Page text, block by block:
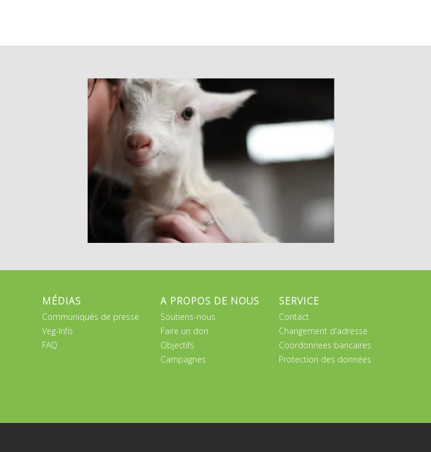
MÉDIAS
Communiqués de presse
Veg-Info
FAQ
A PROPOS DE NOUS
Soutiens-nous
Faire un don
Objectifs
Campagnes
SERVICE
Contact
Changement d'adresse
Coordonnees bancaires
Protection des données